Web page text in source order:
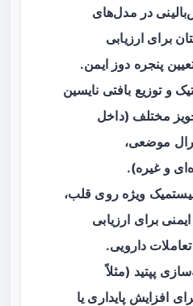
در مدل‌های
برای ارزیابی
پنجره دوز ایمن.
و توزیع بافتی نایسین
مختلف (داخل
موضعی،
و غیره).
ویژه روی قلب،
برای ارزیابی
دارویی.
پپتید (مثلاً
افزایش پایداری یا